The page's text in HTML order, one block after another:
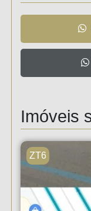
Imóveis
ZT6